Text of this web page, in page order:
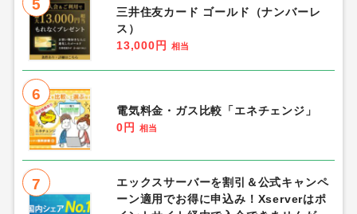
5
三井住友カード ゴールド（ナンバーレ
ス）
13,000円
相当
6
電気料金・ガス比較「エネチェンジ」
0円
相当
7
エックスサーバーを割引＆公式キャンペ
ーン適用でお得に申込み！Xserverはポ